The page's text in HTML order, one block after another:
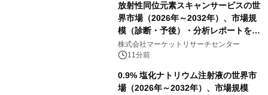
放射性同位元素スキャンサービスの世
界市場（2026年～2032年）、市場規
模（診断・予後）・分析レポートを発
表
株式会社マーケットリサーチセンター
11分前
0.9% 塩化ナトリウム注射液の世界市
場（2026年～2032年）、市場規模